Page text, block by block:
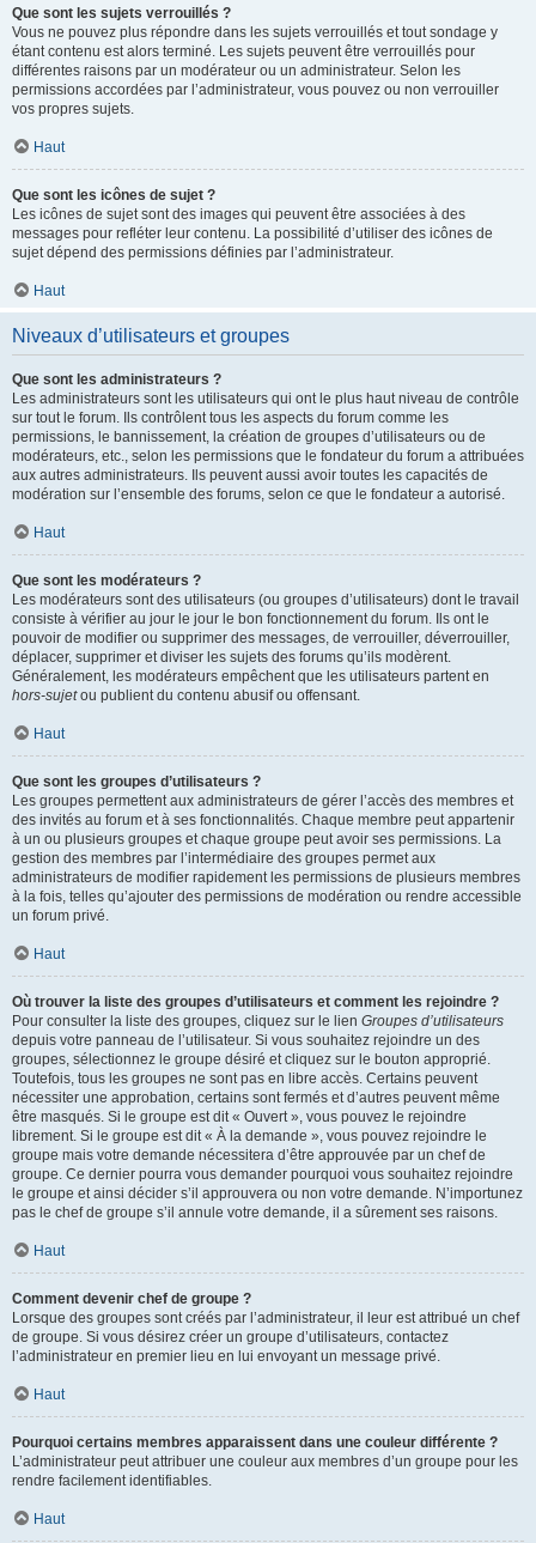
Que sont les sujets verrouillés ?
Vous ne pouvez plus répondre dans les sujets verrouillés et tout sondage y
étant contenu est alors terminé. Les sujets peuvent être verrouillés pour
différentes raisons par un modérateur ou un administrateur. Selon les
permissions accordées par l’administrateur, vous pouvez ou non verrouiller
vos propres sujets.
Haut
Que sont les icônes de sujet ?
Les icônes de sujet sont des images qui peuvent être associées à des
messages pour refléter leur contenu. La possibilité d’utiliser des icônes de
sujet dépend des permissions définies par l’administrateur.
Haut
Niveaux d’utilisateurs et groupes
Que sont les administrateurs ?
Les administrateurs sont les utilisateurs qui ont le plus haut niveau de contrôle
sur tout le forum. Ils contrôlent tous les aspects du forum comme les
permissions, le bannissement, la création de groupes d’utilisateurs ou de
modérateurs, etc., selon les permissions que le fondateur du forum a attribuées
aux autres administrateurs. Ils peuvent aussi avoir toutes les capacités de
modération sur l’ensemble des forums, selon ce que le fondateur a autorisé.
Haut
Que sont les modérateurs ?
Les modérateurs sont des utilisateurs (ou groupes d’utilisateurs) dont le travail
consiste à vérifier au jour le jour le bon fonctionnement du forum. Ils ont le
pouvoir de modifier ou supprimer des messages, de verrouiller, déverrouiller,
déplacer, supprimer et diviser les sujets des forums qu’ils modèrent.
Généralement, les modérateurs empêchent que les utilisateurs partent en
hors-sujetou publient du contenu abusif ou offensant.
Haut
Que sont les groupes d’utilisateurs ?
Les groupes permettent aux administrateurs de gérer l’accès des membres et
des invités au forum et à ses fonctionnalités. Chaque membre peut appartenir
à un ou plusieurs groupes et chaque groupe peut avoir ses permissions. La
gestion des membres par l’intermédiaire des groupes permet aux
administrateurs de modifier rapidement les permissions de plusieurs membres
à la fois, telles qu’ajouter des permissions de modération ou rendre accessible
un forum privé.
Haut
Où trouver la liste des groupes d’utilisateurs et comment les rejoindre ?
Pour consulter la liste des groupes, cliquez sur le lien Groupes d’utilisateurs
depuis votre panneau de l’utilisateur. Si vous souhaitez rejoindre un des
groupes, sélectionnez le groupe désiré et cliquez sur le bouton approprié.
Toutefois, tous les groupes ne sont pas en libre accès. Certains peuvent
nécessiter une approbation, certains sont fermés et d’autres peuvent même
être masqués. Si le groupe est dit « Ouvert », vous pouvez le rejoindre
librement. Si le groupe est dit « À la demande », vous pouvez rejoindre le
groupe mais votre demande nécessitera d’être approuvée par un chef de
groupe. Ce dernier pourra vous demander pourquoi vous souhaitez rejoindre
le groupe et ainsi décider s’il approuvera ou non votre demande. N’importunez
pas le chef de groupe s’il annule votre demande, il a sûrement ses raisons.
Haut
Comment devenir chef de groupe ?
Lorsque des groupes sont créés par l’administrateur, il leur est attribué un chef
de groupe. Si vous désirez créer un groupe d’utilisateurs, contactez
l’administrateur en premier lieu en lui envoyant un message privé.
Haut
Pourquoi certains membres apparaissent dans une couleur différente ?
L’administrateur peut attribuer une couleur aux membres d’un groupe pour les
rendre facilement identifiables.
Haut